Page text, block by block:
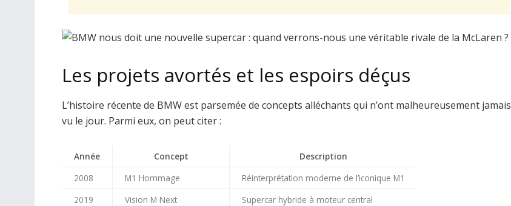
Les projets avortés et les espoirs déçus
L’histoire récente de BMW est parsemée de concepts alléchants qui n’ont malheureusement jamais
vu le jour. Parmi eux, on peut citer :
Année Concept
Description
2008
M1 Hommage
Réinterprétation moderne de l’iconique M1
2019
Vision M Next
Supercar hybride à moteur central